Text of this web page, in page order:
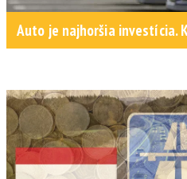
Auto je najhoršia investícia.